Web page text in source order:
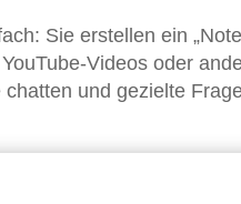
Sie erstellen ein
Videos oder
chatten und gezielte